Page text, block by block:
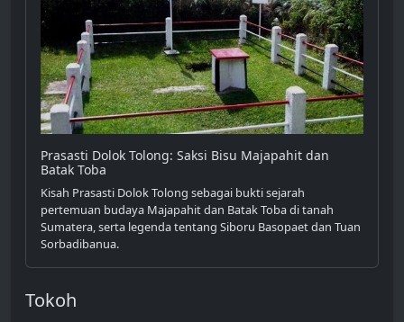
Prasasti Dolok Tolong: Saksi Bisu Majapahit dan
Batak Toba
Kisah Prasasti Dolok Tolong sebagai bukti sejarah
pertemuan budaya Majapahit dan Batak Toba di tanah
Sumatera, serta legenda tentang Siboru Basopaet dan Tuan
Sorbadibanua.
Tokoh